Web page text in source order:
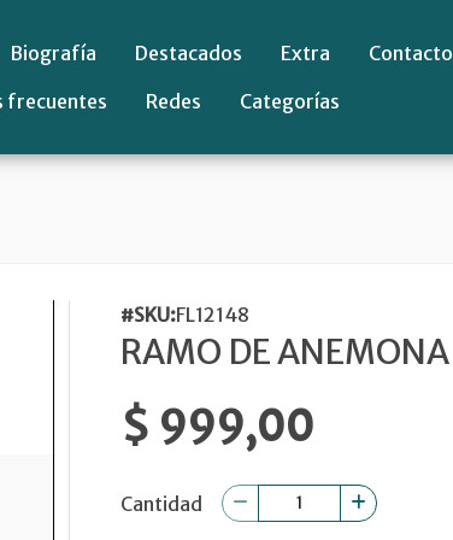
Biografía Destacados Extra
Contacto
frecuentes
Redes Categorías
#SKU:FL12148
RAMO DE ANEMONA
$ 999,00
Cantidad